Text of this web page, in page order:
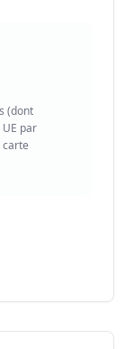
(dont
par
carte